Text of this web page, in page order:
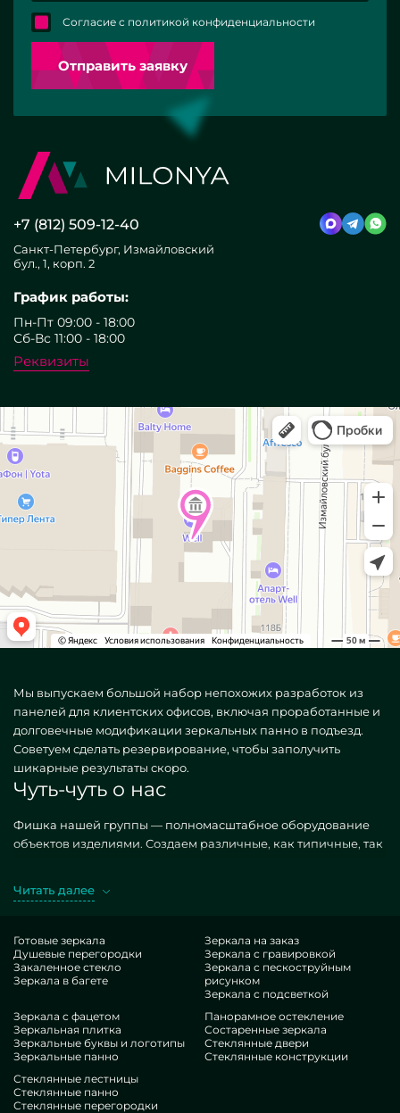
Согласие с политикой конфиденциальности
Отправить заявку
+7 (812) 509-12-40
Санкт-Петербург, Измайловский
бул., 1, корп. 2
График работы:
Пн-Пт 09:00 - 18:00
Сб-Вс 11:00 - 18:00
Реквизиты
Мы выпускаем большой набор непохожих разработок из
панелей для клиентских офисов, включая проработанные и
долговечные модификации зеркальных панно в подъезд.
Советуем сделать резервирование, чтобы заполучить
шикарные результаты скоро.
Чуть-чуть о нас
Фишка нашей группы — полномасштабное оборудование
объектов изделиями. Создаем различные, как типичные, так
Обретая подобные построения в экзекуции MILONYA, вы
антикризисной котировкой, не поддающийся родственным
предложениям. Если вы жаждете усовершенствовать свои
дома, придать им гламура, оригинальности, всенепременно
рассмотрите наши варианты, от зеркальных панно в подъезд
и до многовариантных фурнитур.
Достоинства нашей студии
всех потрясающий навык, что побалует даже строгих
пользователей. Регулярно трудятся над улучшением
Читать далее
Готовые зеркала
Душевые перегородки
Закаленное стекло
Зеркала в багете
Зеркала на заказ
Зеркала с гравировкой
Зеркала с пескоструйным
рисунком
Зеркала с подсветкой
Зеркала с фацетом
Зеркальная плитка
Зеркальные буквы и логотипы
Зеркальные панно
Панорамное остекление
Состаренные зеркала
Стеклянные двери
Стеклянные конструкции
Стеклянные лестницы
Стеклянные панно
Стеклянные перегородки